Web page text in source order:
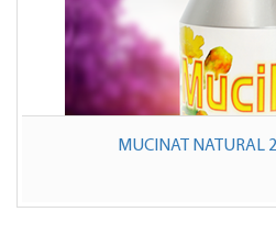
MUCINAT NATURAL